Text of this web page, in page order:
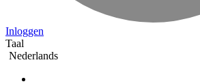
Inloggen
Taal
Nederlands